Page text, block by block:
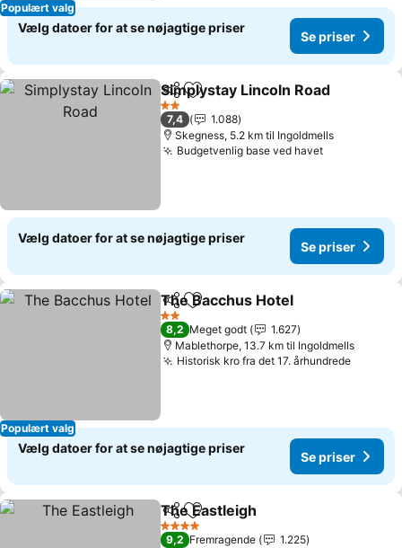
Populært valg
Vælg datoer for at se nøjagtige priser
Se priser
Del Føj til favoritter
Simplystay Lincoln Road
2 Stjerner
7,4
1.088
Skegness, 5.2 km til Ingoldmells
Budgetvenlig base ved havet
Vælg datoer for at se nøjagtige priser
Se priser
Populært valg
Del Føj til favoritter
The Bacchus Hotel
2 Stjerner
8,2 Meget godt
1.627
Mablethorpe, 13.7 km til Ingoldmells
Historisk kro fra det 17. århundrede
Vælg datoer for at se nøjagtige priser
Se priser
Del Føj til favoritter
The Eastleigh
4 Stjerner
9,2 Fremragende 1.225